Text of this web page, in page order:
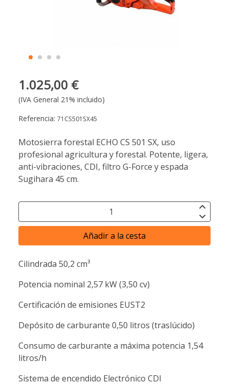
1.025,00 €
(IVA General 21% incluido)
Referencia: 71CS501SX45
Motosierra forestal ECHO CS 501 SX, uso
profesional agricultura y forestal. Potente, ligera,
anti-vibraciones, CDI, filtro G-Force y espada
Sugihara 45 cm.
Añadir a la cesta
Cilindrada 50,2 cm³
Potencia nominal 2,57 kW (3,50 cv)
Certificación de emisiones EUST2
Depósito de carburante 0,50 litros (traslúcido)
Consumo de carburante a máxima potencia 1,54
litros/h
Sistema de encendido Electrónico CDI